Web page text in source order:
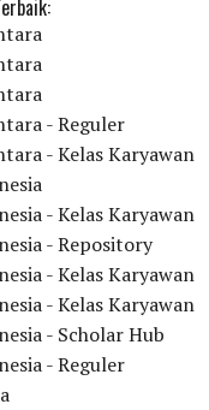
- Reguler
- Kelas Karyawan
- Kelas Karyawan
- Repository
- Kelas Karyawan
- Kelas Karyawan
- Scholar Hub
- Reguler